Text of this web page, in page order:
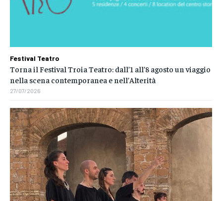
Festival Teatro
Torna il Festival Troia Teatro: dall’1 all’8 agosto un viaggio
nella scena contemporanea e nell’Alterità
27/07/2026